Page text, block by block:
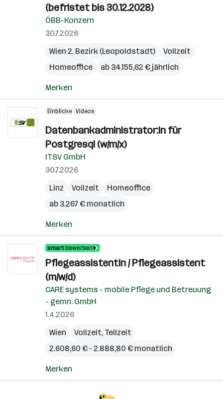
(befristet bis 30.12.2028)
ÖBB-Konzern
30.7.2026
Wien 2. Bezirk (Leopoldstadt)
Vollzeit
Homeoffice
ab 34.155,62 € jährlich
Merken
Einblicke Videos
Datenbankadministrator:in für
Postgresql (w/m/x)
ITSV GmbH
30.7.2026
Linz
Vollzeit
Homeoffice
ab 3.267 € monatlich
Merken
Pflegeassistentin / Pflegeassistent
(m/w/d)
CARE systems - mobile Pflege und Betreuung
- gemn. GmbH
1.4.2026
Wien
Vollzeit, Teilzeit
2.608,60 € – 2.888,80 € monatlich
Merken